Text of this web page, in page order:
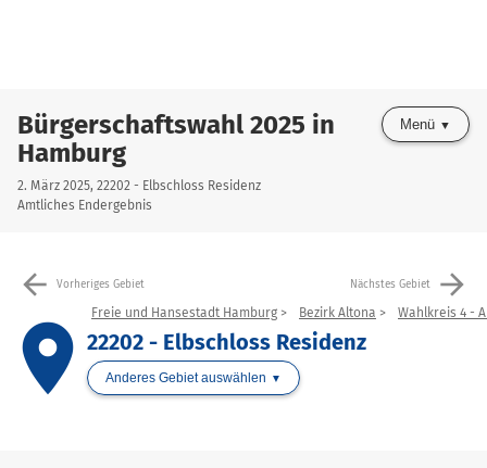
Bürgerschaftswahl 2025 in
Hamburg
2. März 2025, 22202 - Elbschloss Residenz
Amtliches Endergebnis
Menü
arrow_back Vorheriges Gebiet Nächstes Gebiet arrow_forward
place
Freie und Hansestadt Hamburg Bezirk Altona Wahlkreis 4 -
22202 - Elbschloss Residenz
Anderes Gebiet auswählen